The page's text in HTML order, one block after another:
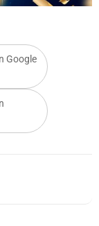
Google